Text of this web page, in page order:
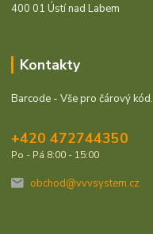
400 01 Ústí nad Labem
Kontakty
Barcode - Vše pro čárový kód.
+420 472744350
Po - Pá 8:00 - 15:00
obchod@vvvsystem.cz